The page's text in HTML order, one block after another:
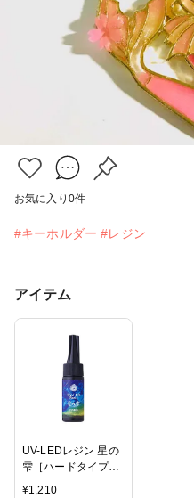
お気に入り 0件
#キーホルダー #レジン
アイテム
UV-LEDレジン 星の
雫［ハードタイプ］
25ｇ
¥1,210